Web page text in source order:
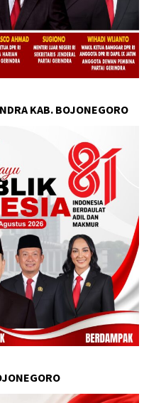
KAB. BOJONEGORO